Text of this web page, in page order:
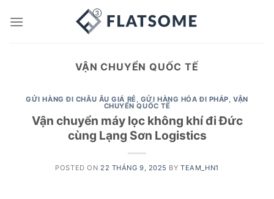
VẬN CHUYỂN QUỐC TẾ
GỬI HÀNG ĐI CHÂU ÂU GIÁ RẺ, GỬI HÀNG HÓA ĐI PHÁP,VẬN
CHUYỂN QUỐC TẾ
Vận chuyển máy lọc không khí đi Đức
cùng Lạng Sơn Logistics
POSTED ON 22 THÁNG 9, 2025 BYTEAM_HN1